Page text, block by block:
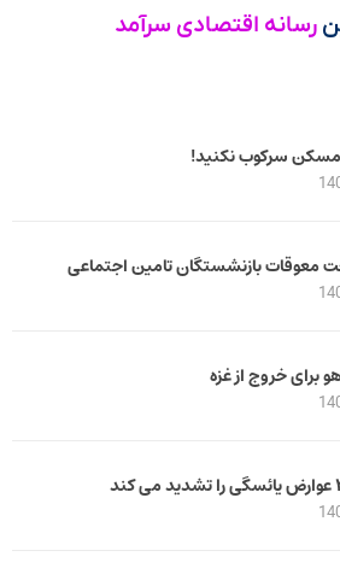
رسانه اقتصادی سرآمد
مسکن سرکوب نکنید!
معوقات بازنشستگان تامین اجتماعی
برای خروج از غزه